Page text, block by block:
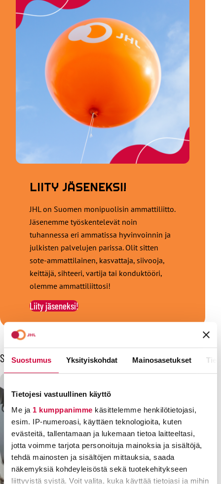
Suostumus Yksityiskohdat Mainosasetukset
Tietojesi vastuullinen käyttö
Me ja 1 kumppanimme käsittelemme henkilötietojasi,
esim. IP-numeroasi, käyttäen teknologioita, kuten
evästeitä, tallentamaan ja lukemaan tietoa laitteeltasi,
jotta voimme tarjota personoituja mainoksia ja sisältöjä,
tehdä mainosten ja sisältöjen mittauksia, saada
näkemyksiä kohdeyleisöstä sekä tuotekehitykseen
liittyvistä syistä. Voit valita, kuka käyttää tietojasi ja mihin
LIITY JÄSENEKSI!
JHL on Suomen monipuolisin ammattiliitto.
Jäsenemme työskentelevät noin
tuhannessa eri ammatissa hyvinvoinnin ja
julkisten palvelujen parissa. Olit sitten
sote-ammattilainen, kasvattaja, siivooja,
keittäjä, sihteeri, vartija tai konduktööri,
olemme ammattiliittosi!
Liity jäseneksi!
Sinua voisi kiinnostaa myös